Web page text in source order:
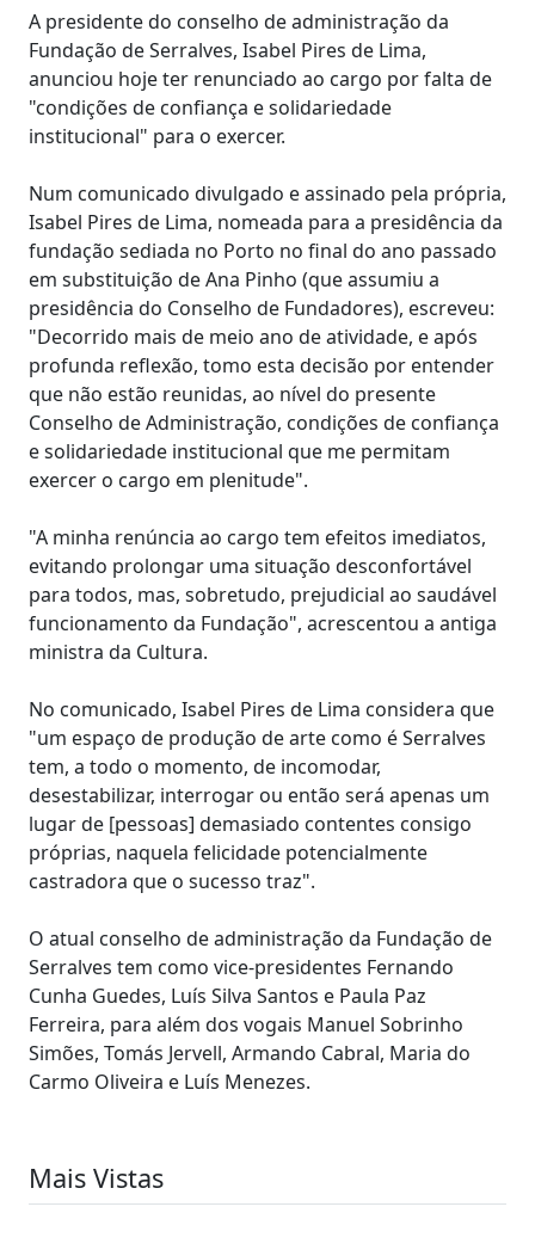
A presidente do conselho de administração da
Fundação de Serralves, Isabel Pires de Lima,
anunciou hoje ter renunciado ao cargo por falta de
"condições de confiança e solidariedade
institucional" para o exercer.
Num comunicado divulgado e assinado pela própria,
Isabel Pires de Lima, nomeada para a presidência da
fundação sediada no Porto no final do ano passado
em substituição de Ana Pinho (que assumiu a
presidência do Conselho de Fundadores), escreveu:
"Decorrido mais de meio ano de atividade, e após
profunda reflexão, tomo esta decisão por entender
que não estão reunidas, ao nível do presente
Conselho de Administração, condições de confiança
e solidariedade institucional que me permitam
exercer o cargo em plenitude".
"A minha renúncia ao cargo tem efeitos imediatos,
evitando prolongar uma situação desconfortável
para todos, mas, sobretudo, prejudicial ao saudável
funcionamento da Fundação", acrescentou a antiga
ministra da Cultura.
No comunicado, Isabel Pires de Lima considera que
"um espaço de produção de arte como é Serralves
tem, a todo o momento, de incomodar,
desestabilizar, interrogar ou então será apenas um
lugar de [pessoas] demasiado contentes consigo
próprias, naquela felicidade potencialmente
castradora que o sucesso traz".
O atual conselho de administração da Fundação de
Serralves tem como vice-presidentes Fernando
Cunha Guedes, Luís Silva Santos e Paula Paz
Ferreira, para além dos vogais Manuel Sobrinho
Simões, Tomás Jervell, Armando Cabral, Maria do
Carmo Oliveira e Luís Menezes.
Mais Vistas